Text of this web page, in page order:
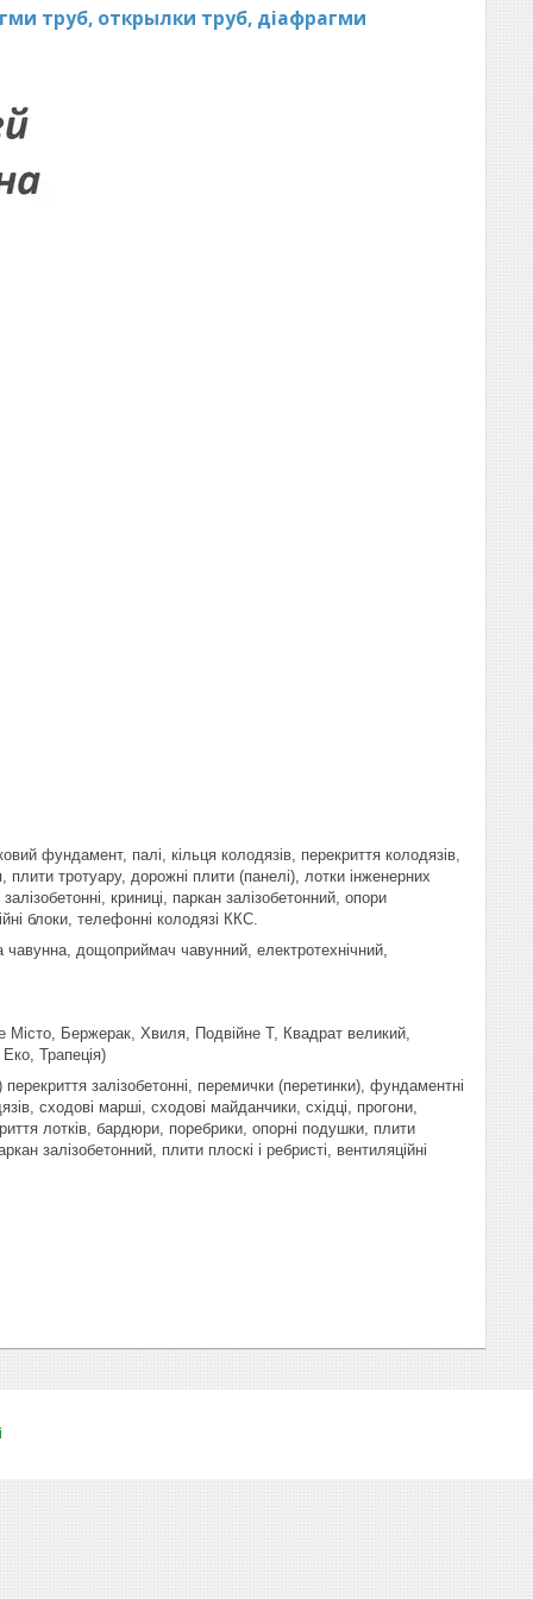
труб, открылки труб, діафрагми
фундамент, палі, кільця колодязів, перекриття колодязів,
тротуару, дорожні плити (панелі), лотки інженерних
криниці, паркан залізобетонний, опори
блоки, телефонні колодязі ККС.
дощоприймач чавунний, електротехнічний,
Місто, Бержерак, Хвиля, Подвійне Т, Квадрат великий,
Трапеція)
залізобетонні, перемички (перетинки), фундаментні
сходові марші, сходові майданчики, східці, прогони,
лотків, бардюри, поребрики, опорні подушки, плити
залізобетонний, плити плоскі і ребристі, вентиляційні